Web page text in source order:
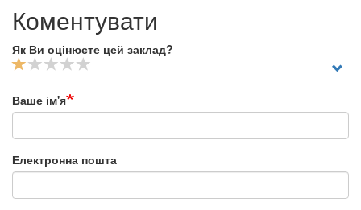
Коментувати
Як Ви оцінюєте цей заклад?
Ваше ім'я
Електронна пошта